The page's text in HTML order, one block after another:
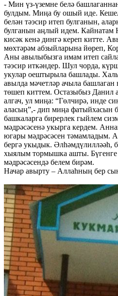
- Мин үз-үземне белә
булдым. Миңа бу ошый иде.
белән тәэсир итеп булганын,
булганын аңлый идем. Кайнатам
кисәк кенә дингә кереп китте.
мөхтәрәм абзыйларына йөреп,
Аны авылыбызга имам итеп
тәэсир иткәндер. Шул чорда,
укулар оештырыла башлады.
авылда мәчетләр ачыла
төшеп киттем. Остазыбыз Данил
алгач, ул миңа: “Гөлчирә, инде
аласың”,- дип миңа фатыйхасын
башкаларга бирерлек гыйлем
мәдрәсәсенә укырга кердем.
югары мәдрәсәсен тәмамладым.
бергә укыдык. Әлһәмдүлилләәһ,
хыялым тормышка ашты. Бүгенге
мәдрәсәсендә белем бирәм.
Начар авырту – Аллаһның бер